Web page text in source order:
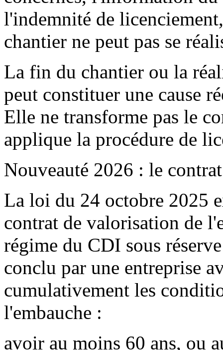
l'indemnité de
chantier ne peut pas se
La fin du chantier ou la
peut constituer une cause
Elle ne transforme pas le
applique la procédure de
Nouveauté 2026 : le
La loi du 24 octobre 2025
contrat de valorisation de
régime du CDI sous
conclu par une entreprise
cumulativement les
l'embauche :
avoir au moins 60 ans, ou